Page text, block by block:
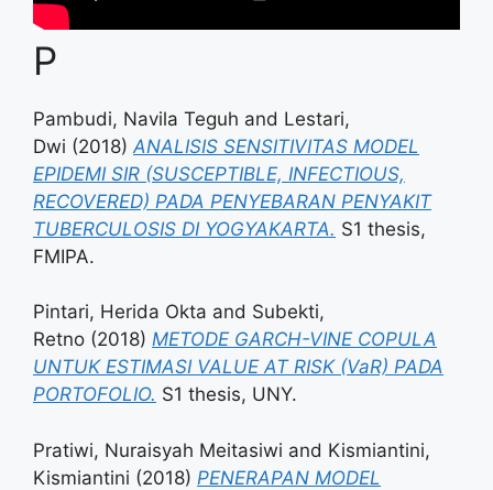
P
Pambudi, Navila Teguh and Lestari,
Dwi (2018) ANALISIS SENSITIVITAS MODEL
EPIDEMI SIR (SUSCEPTIBLE, INFECTIOUS,
RECOVERED) PADA PENYEBARAN PENYAKIT
TUBERCULOSIS DI YOGYAKARTA. S1 thesis,
FMIPA.
Pintari, Herida Okta and Subekti,
Retno (2018) METODE GARCH-VINE COPULA
UNTUK ESTIMASI VALUE AT RISK (VaR) PADA
PORTOFOLIO. S1 thesis, UNY.
Pratiwi, Nuraisyah Meitasiwi and Kismiantini,
Kismiantini (2018) PENERAPAN MODEL